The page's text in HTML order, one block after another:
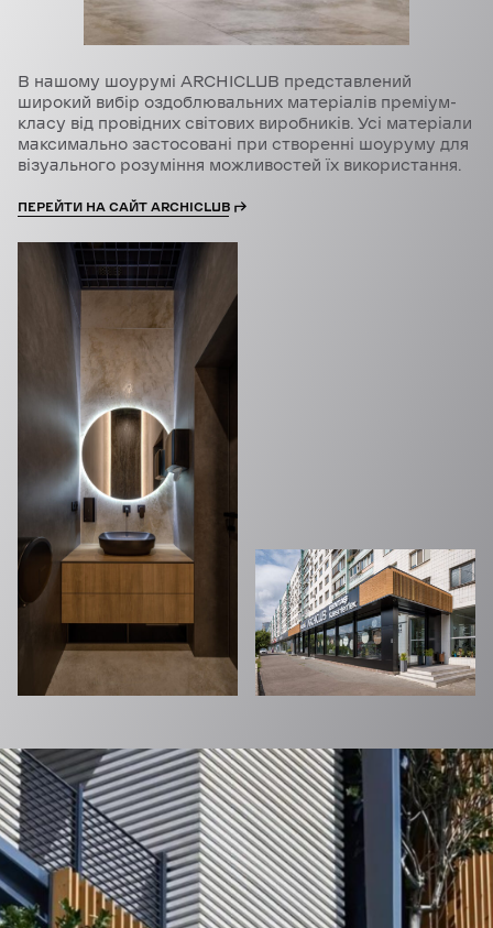
В нашому шоурумі ARCHICLUB представлений
широкий вибір оздоблювальних матеріалів преміум-
класу від провідних світових виробників. Усі матеріали
максимально застосовані при створенні шоуруму для
візуального розуміння можливостей їх використання.
ПЕРЕЙТИ НА САЙТ ARCHICLUB